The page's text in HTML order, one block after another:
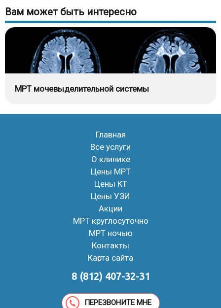
Вам может быть интересно
МРТ мочевыделительной системы
Главная
Все услуги
О клинике
Цены МРТ
Цены КТ
Цены УЗИ
Акции
МРТ круглосуточно
МРТ ночью
Контакты
Карта сайта
8 (812) 407-32-31
ПЕРЕЗВОНИТЕ МНЕ